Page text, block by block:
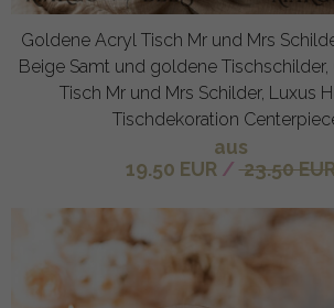
Goldene Acryl Tisch Mr und Mrs
Beige Samt und goldene Tischschilder,
Tisch Mr und Mrs Schilder, Luxus
Tischdekoration
aus
19.50 EUR/ 23.50